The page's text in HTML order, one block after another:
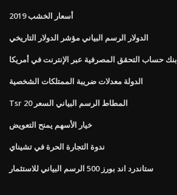
أسعار الخشب 2019
الدولار الرسم البياني مؤشر الدولار التاريخي
بنك حساب التحقق المصرفية عبر الإنترنت في أمريكا
الدولة معدلات ضريبة الممتلكات الشخصية
Tsr 20 المطاط الرسم البياني السعر
خيار الأسهم يمنح التعويض
ندوة التجارة الحرة في تشيناي
ستاندرد اند بورز 500 الرسم البياني للاستثمار